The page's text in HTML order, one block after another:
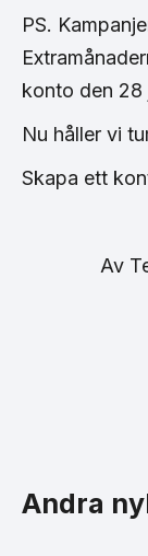
PS.
konto den 28
Nu håller vi
Skapa ett
Av
Andra